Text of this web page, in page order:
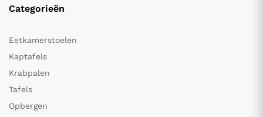
Categorieën
Eetkamerstoelen
Kaptafels
Krabpalen
Tafels
Opbergen